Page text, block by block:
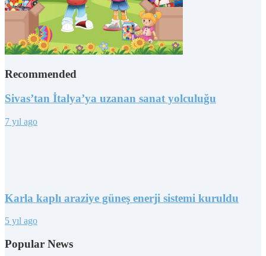
Recommended
Sivas’tan İtalya’ya uzanan sanat yolculuğu
7 yıl ago
Karla kaplı araziye güneş enerji sistemi kuruldu
5 yıl ago
Popular News